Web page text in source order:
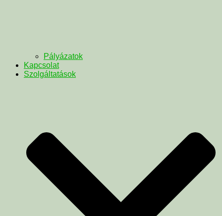
Pályázatok
Kapcsolat
Szolgáltatások